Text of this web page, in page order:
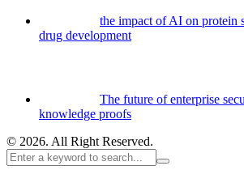
the impact of AI on protein
drug development
The future of enterprise
knowledge proofs
© 2026. All Right Reserved.